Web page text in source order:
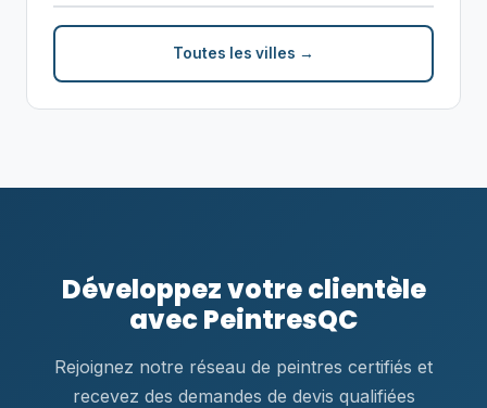
Toutes les villes →
Développez votre clientèle
avec PeintresQC
Rejoignez notre réseau de peintres certifiés et
recevez des demandes de devis qualifiées